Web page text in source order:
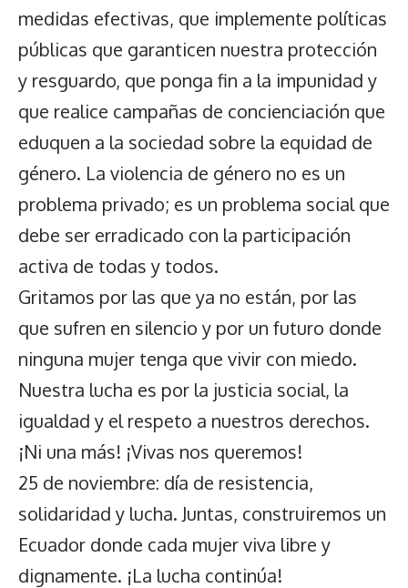
medidas efectivas, que implemente políticas
públicas que garanticen nuestra protección
y resguardo, que ponga fin a la impunidad y
que realice campañas de concienciación que
eduquen a la sociedad sobre la equidad de
género. La violencia de género no es un
problema privado; es un problema social que
debe ser erradicado con la participación
activa de todas y todos.
Gritamos por las que ya no están, por las
que sufren en silencio y por un futuro donde
ninguna mujer tenga que vivir con miedo.
Nuestra lucha es por la justicia social, la
igualdad y el respeto a nuestros derechos.
¡Ni una más! ¡Vivas nos queremos!
25 de noviembre: día de resistencia,
solidaridad y lucha. Juntas, construiremos un
Ecuador donde cada mujer viva libre y
dignamente. ¡La lucha continúa!